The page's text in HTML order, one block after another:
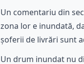
Un comentariu din
zona lor e inundată,
șoferii de livrări sunt
Un drum inundat nu